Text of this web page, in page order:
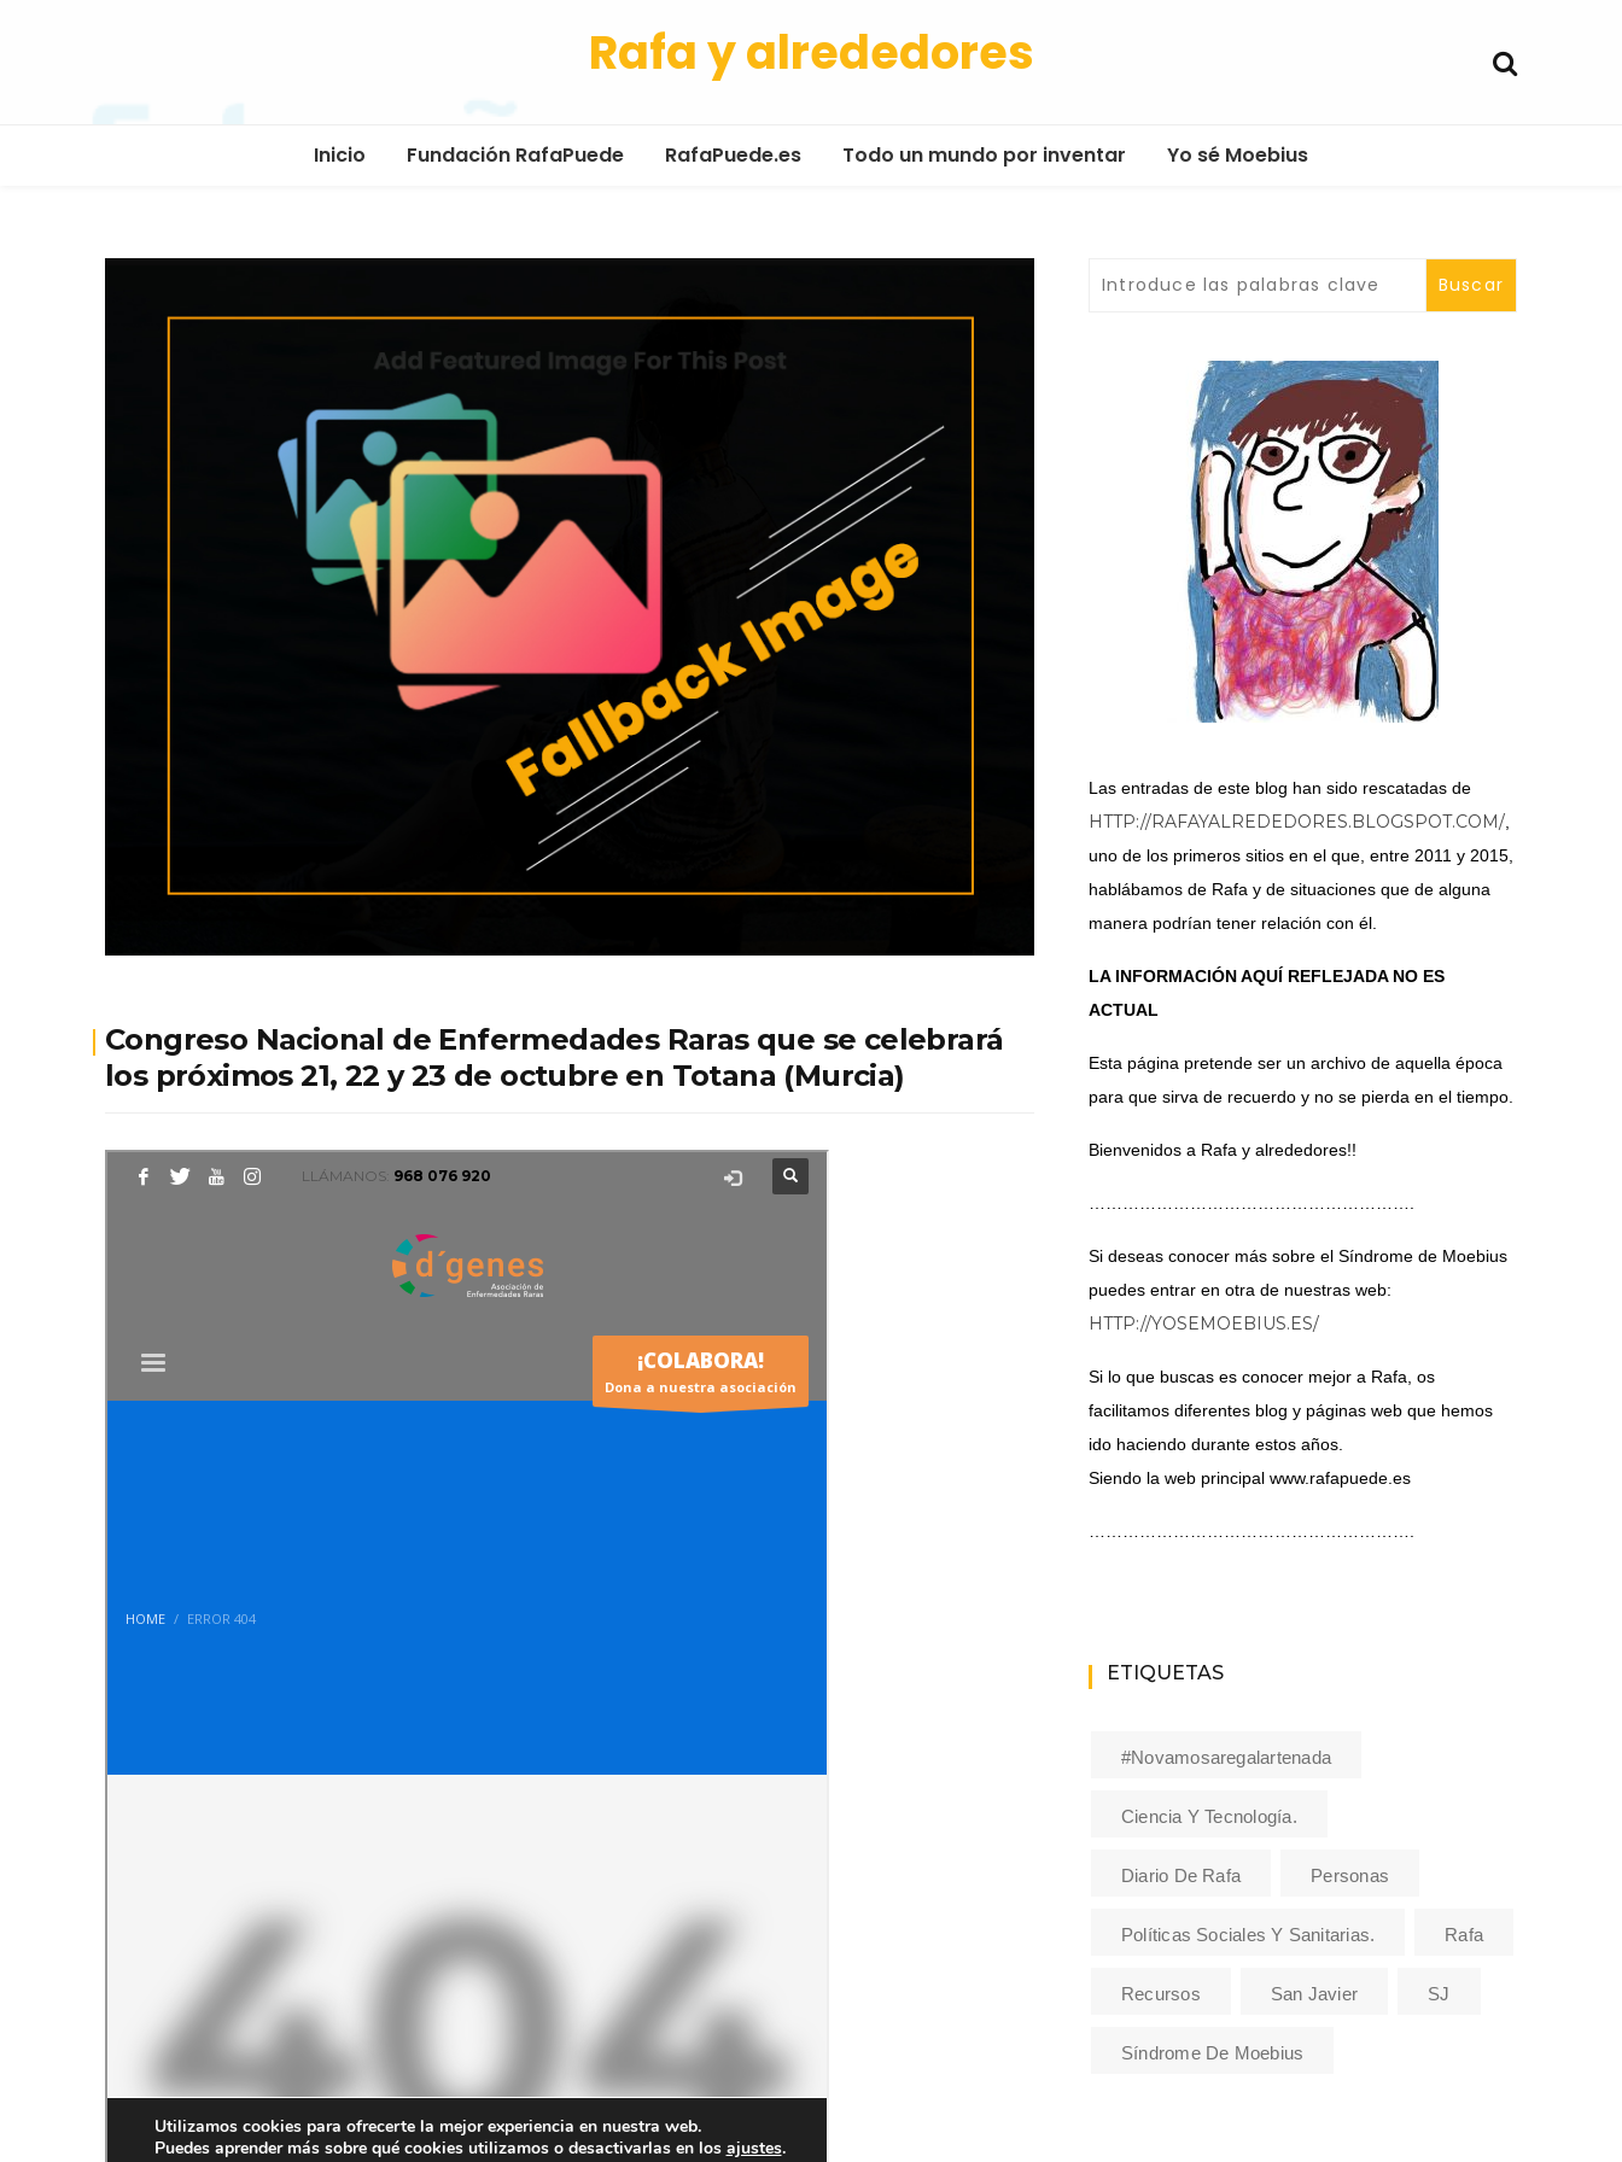
Rafa y alrededores
Inicio Fundación RafaPuede RafaPuede.es Todo un mundo por inventar Yo sé Moebius
Congreso Nacional de Enfermedades Raras que se celebrará
los próximos 21, 22 y 23 de octubre en Totana (Murcia)
Las entradas de este blog han sido rescatadas de
HTTP://RAFAYALREDEDORES.BLOGSPOT.COM/
uno de los primeros sitios en el que, entre 2011 y 2015,
hablábamos de Rafa y de situaciones que de alguna
manera podrían tener relación con él.
LA INFORMACIÓN AQUÍ REFLEJADA NO ES
ACTUAL
Esta página pretende ser un archivo de aquella época
para que sirva de recuerdo y no se pierda en el tiempo.
Bienvenidos a Rafa y alrededores!!
Si deseas conocer más sobre el Síndrome de Moebius
puedes entrar en otra de nuestras web:
HTTP://YOSEMOEBIUS.ES/
Si lo que buscas es conocer mejor a Rafa, os
facilitamos diferentes blog y páginas web que hemos
ido haciendo durante estos años.
Siendo la web principal www.rafapuede.es
ETIQUETAS
#novamosaregalartenada
Ciencia Y Tecnología.
Diario De Rafa Personas
Políticas Sociales Y Sanitarias. Rafa
Recursos San Javier SJ
Síndrome De Moebius